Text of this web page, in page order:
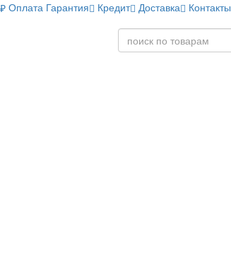
Оплата Гарантия Кредит Доставка
Контакты